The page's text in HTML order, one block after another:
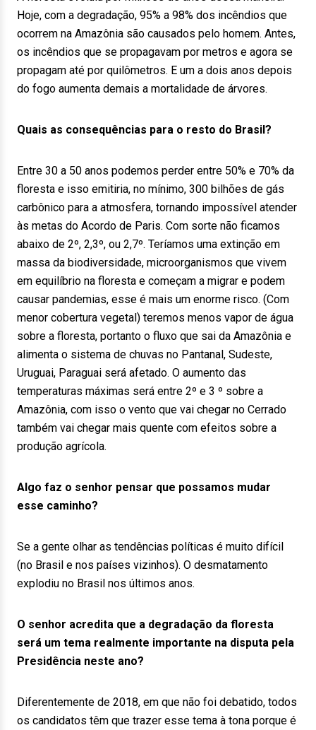
Hoje, com a degradação, 95% a 98% dos incêndios que
ocorrem na Amazônia são causados pelo homem. Antes,
os incêndios que se propagavam por metros e agora se
propagam até por quilômetros. E um a dois anos depois
do fogo aumenta demais a mortalidade de árvores.
Quais as consequências para o resto do Brasil?
Entre 30 a 50 anos podemos perder entre 50% e 70% da
floresta e isso emitiria, no mínimo, 300 bilhões de gás
carbônico para a atmosfera, tornando impossível atender
às metas do Acordo de Paris. Com sorte não ficamos
abaixo de 2º, 2,3º, ou 2,7º. Teríamos uma extinção em
massa da biodiversidade, microorganismos que vivem
em equilíbrio na floresta e começam a migrar e podem
causar pandemias, esse é mais um enorme risco. (Com
menor cobertura vegetal) teremos menos vapor de água
sobre a floresta, portanto o fluxo que sai da Amazônia e
alimenta o sistema de chuvas no Pantanal, Sudeste,
Uruguai, Paraguai será afetado. O aumento das
temperaturas máximas será entre 2º e 3 º sobre a
Amazônia, com isso o vento que vai chegar no Cerrado
também vai chegar mais quente com efeitos sobre a
produção agrícola.
Algo faz o senhor pensar que possamos mudar
esse caminho?
Se a gente olhar as tendências políticas é muito difícil
(no Brasil e nos países vizinhos). O desmatamento
explodiu no Brasil nos últimos anos.
O senhor acredita que a degradação da floresta
será um tema realmente importante na disputa pela
Presidência neste ano?
Diferentemente de 2018, em que não foi debatido, todos
os candidatos têm que trazer esse tema à tona porque é